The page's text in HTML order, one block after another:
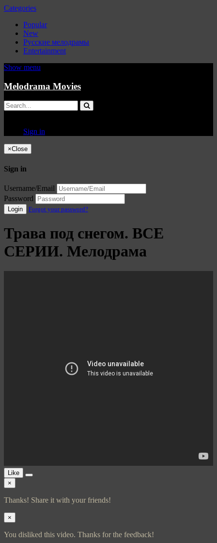
Categories
Popular
New
Русские мелодрамы
Entertainment
Show menu
Melodrama Movies
Sign in
×Close
Sign in
Username/Email
Password
Login Forgot your password?
Трава под снегом. ВСЕ
СЕРИИ. Мелодрама
Like
×
Thanks! Share it with your friends!
×
You disliked this video. Thanks for the feedback!